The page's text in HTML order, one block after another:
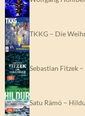
TKKG – Die
Sebastian Fitzek
Satu Rämö –